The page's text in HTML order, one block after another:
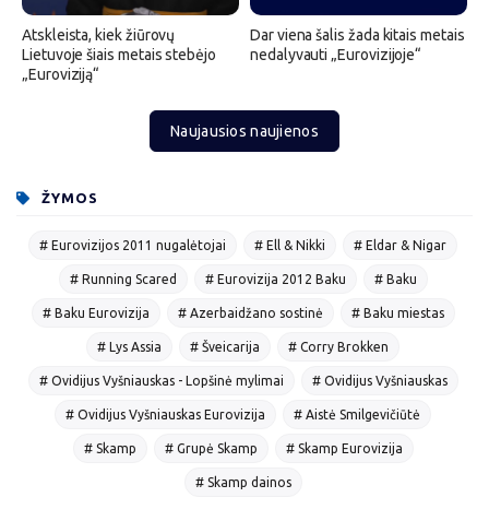
Atskleista, kiek žiūrovų
Lietuvoje šiais metais stebėjo
„Euroviziją“
Dar viena šalis žada kitais metais
nedalyvauti „Eurovizijoje“
Naujausios naujienos
ŽYMOS
# Eurovizijos 2011 nugalėtojai # Ell & Nikki # Eldar & Nigar
# Running Scared # Eurovizija 2012 Baku # Baku
# Baku Eurovizija # Azerbaidžano sostinė # Baku miestas
# Lys Assia # Šveicarija # Corry Brokken
# Ovidijus Vyšniauskas - Lopšinė mylimai # Ovidijus Vyšniauskas
# Ovidijus Vyšniauskas Eurovizija # Aistė Smilgevičiūtė
# Skamp # Grupė Skamp # Skamp Eurovizija
# Skamp dainos